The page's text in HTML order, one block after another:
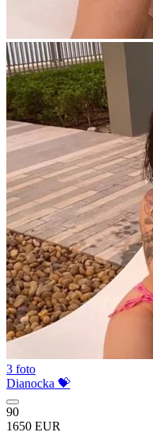
3 foto
Dianocka 💝
90
1650 EUR